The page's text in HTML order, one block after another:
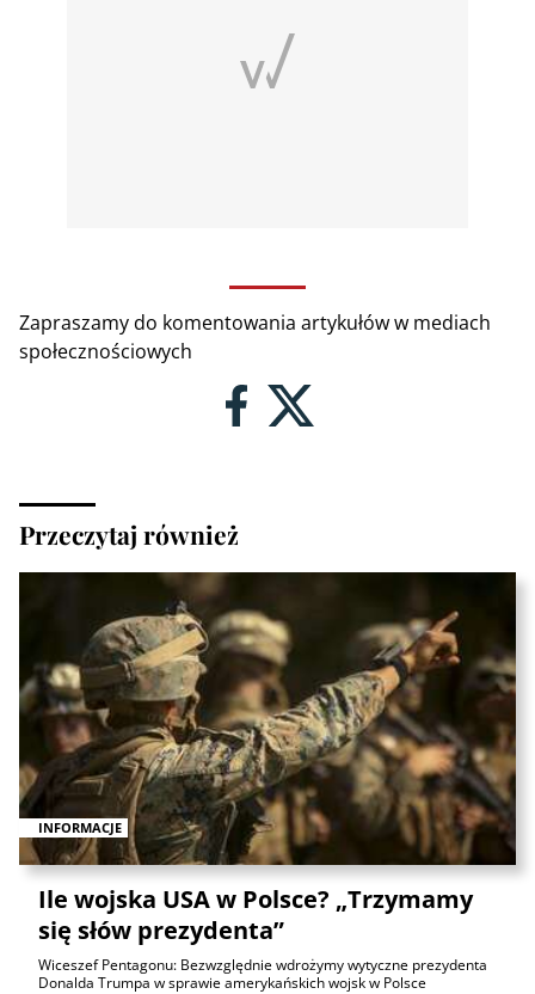
Zapraszamy do komentowania artykułów w mediach
społecznościowych
Przeczytaj również
INFORMACJE
Ile wojska USA w Polsce? „Trzymamy
się słów prezydenta”
Wiceszef Pentagonu: Bezwzględnie wdrożymy wytyczne prezydenta
Donalda Trumpa w sprawie amerykańskich wojsk w Polsce